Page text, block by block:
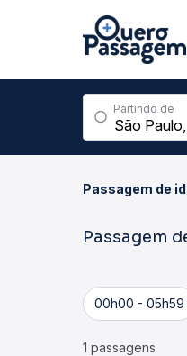
Partindo de
Passagem de
Passagem
00h00 - 05h59
1 passagens